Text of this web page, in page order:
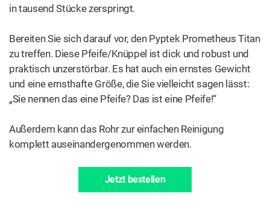
in tausend Stücke zerspringt.
Bereiten Sie sich darauf vor, den Pyptek Prometheus Titan
zu treffen. Diese Pfeife/Knüppel ist dick und robust und
praktisch unzerstörbar. Es hat auch ein ernstes Gewicht
und eine ernsthafte Größe, die Sie vielleicht sagen lässt:
„Sie nennen das eine Pfeife? Das ist eine Pfeife!“
Außerdem kann das Rohr zur einfachen Reinigung
komplett auseinandergenommen werden.
Jetzt bestellen